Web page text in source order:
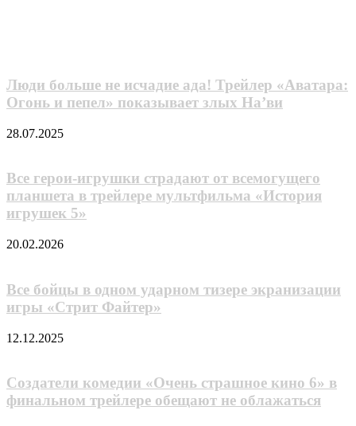
Люди больше не исчадие ада! Трейлер «Аватара:
Огонь и пепел» показывает злых На’ви
28.07.2025
Все герои-игрушки страдают от всемогущего
планшета в трейлере мультфильма «История
игрушек 5»
20.02.2026
Все бойцы в одном ударном тизере экранизации
игры «Стрит Файтер»
12.12.2025
Создатели комедии «Очень страшное кино 6» в
финальном трейлере обещают не облажаться